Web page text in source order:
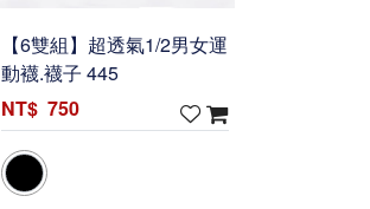
【6雙組】超透氣1/2男女運
動襪.襪子 445
750